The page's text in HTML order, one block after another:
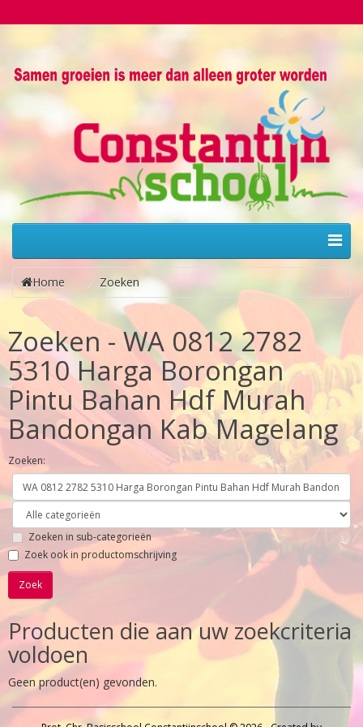
Home Zoeken
Zoeken - WA 0812 2782
5310 Harga Borongan
Pintu Bahan Hdf Murah
Bandongan Kab Magelang
Zoeken:
Zoeken in sub-categorieën
Zoek ook in productomschrijving
Producten die aan uw zoekcriteria
voldoen
Geen product(en) gevonden.